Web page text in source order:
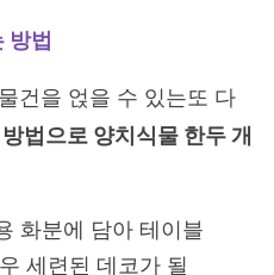
방법
건을 얹을 수 있는또 다
법으로 양치식물 한두 개
화분에 담아 테이블
세련된 데코가 될